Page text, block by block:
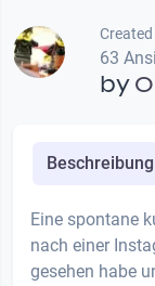
63
by
Beschreibung
Eine spontane
nach einer
gesehen habe